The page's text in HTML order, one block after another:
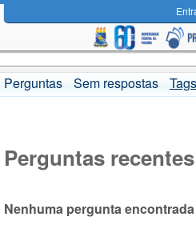
Perguntas Sem respostas Tags
Perguntas
Nenhuma pergunta encontrada